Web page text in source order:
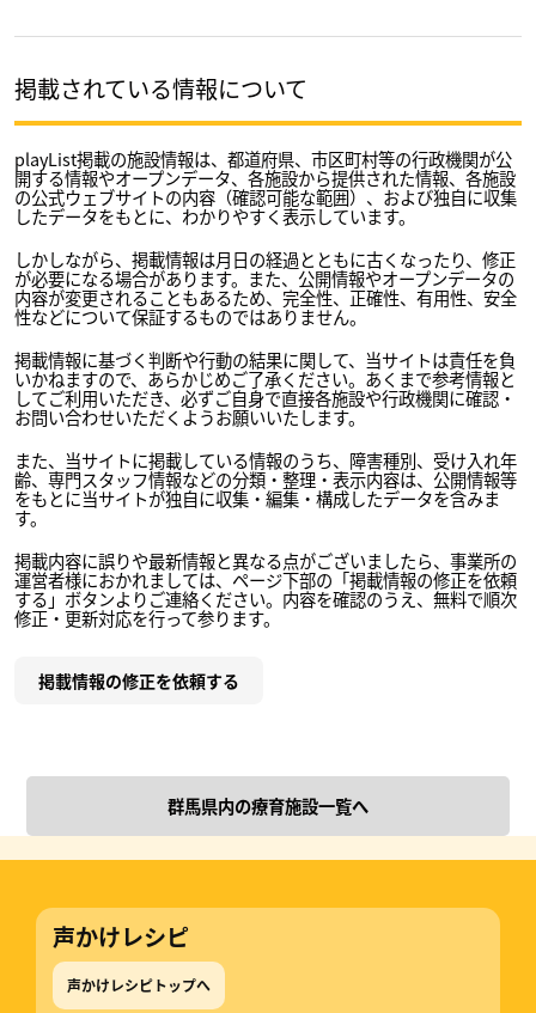
掲載されている情報について
playList掲載の施設情報は、都道府県、市区町村等の行政機関が公
開する情報やオープンデータ、各施設から提供された情報、各施設
の公式ウェブサイトの内容（確認可能な範囲）、および独自に収集
したデータをもとに、わかりやすく表示しています。
しかしながら、掲載情報は月日の経過とともに古くなったり、修正
が必要になる場合があります。また、公開情報やオープンデータの
内容が変更されることもあるため、完全性、正確性、有用性、安全
性などについて保証するものではありません。
掲載情報に基づく判断や行動の結果に関して、当サイトは責任を負
いかねますので、あらかじめご了承ください。あくまで参考情報と
してご利用いただき、必ずご自身で直接各施設や行政機関に確認・
お問い合わせいただくようお願いいたします。
また、当サイトに掲載している情報のうち、障害種別、受け入れ年
齢、専門スタッフ情報などの分類・整理・表示内容は、公開情報等
をもとに当サイトが独自に収集・編集・構成したデータを含みま
す。
掲載内容に誤りや最新情報と異なる点がございましたら、事業所の
運営者様におかれましては、ページ下部の「掲載情報の修正を依頼
する」ボタンよりご連絡ください。内容を確認のうえ、無料で順次
修正・更新対応を行って参ります。
掲載情報の修正を依頼する
群馬県内の療育施設一覧へ
声かけレシピ
声かけレシピトップへ